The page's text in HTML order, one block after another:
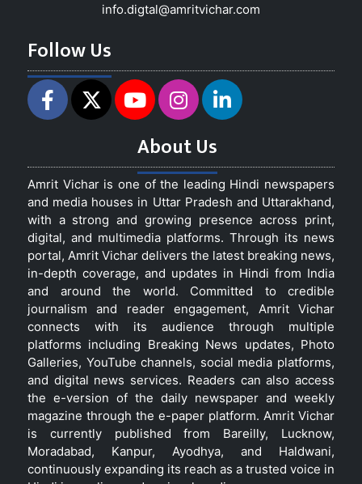
info.digtal@amritvichar.com
Follow Us
About Us
Amrit Vichar is one of the leading Hindi newspapers
and media houses in Uttar Pradesh and Uttarakhand,
with a strong and growing presence across print,
digital, and multimedia platforms. Through its news
portal, Amrit Vichar delivers the latest breaking news,
in-depth coverage, and updates in Hindi from India
and around the world. Committed to credible
journalism and reader engagement, Amrit Vichar
connects with its audience through multiple
platforms including Breaking News updates, Photo
Galleries, YouTube channels, social media platforms,
and digital news services. Readers can also access
the e-version of the daily newspaper and weekly
magazine through the e-paper platform. Amrit Vichar
is currently published from Bareilly, Lucknow,
Moradabad, Kanpur, Ayodhya, and Haldwani,
continuously expanding its reach as a trusted voice in